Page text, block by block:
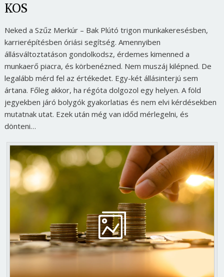
KOS
Neked a Szűz Merkúr – Bak Plútó trigon munkakeresésben,
karrierépítésben óriási segítség. Amennyiben
állásváltoztatáson gondolkodsz, érdemes kimenned a
munkaerő piacra, és körbenézned. Nem muszáj kilépned. De
legalább mérd fel az értékedet. Egy-két állásinterjú sem
ártana. Főleg akkor, ha régóta dolgozol egy helyen. A föld
jegyekben járó bolygók gyakorlatias és nem elvi kérdésekben
mutatnak utat. Ezek után még van időd mérlegelni, és
dönteni…